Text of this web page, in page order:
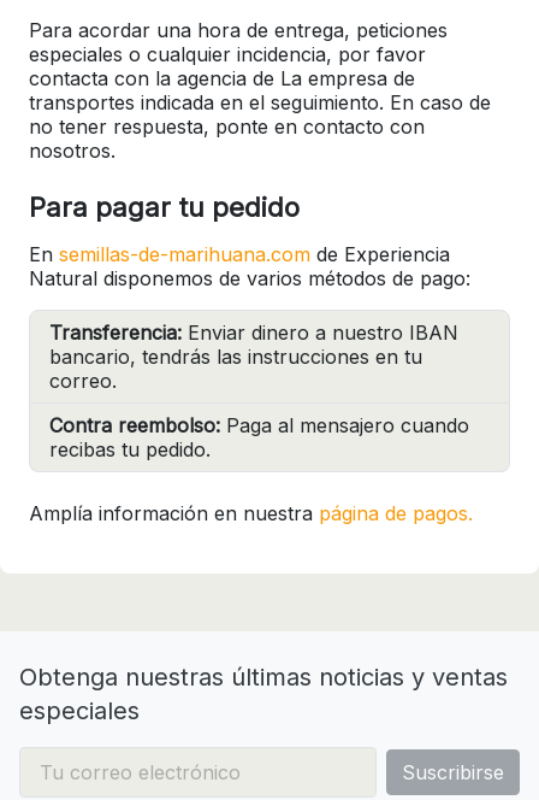
Para acordar una hora de entrega, peticiones
especiales o cualquier incidencia, por favor
contacta con la agencia de La empresa de
transportes indicada en el seguimiento. En caso de
no tener respuesta, ponte en contacto con
nosotros.
Para pagar tu pedido
En semillas-de-marihuana.com de Experiencia
Natural disponemos de varios métodos de pago:
Transferencia: Enviar dinero a nuestro IBAN
bancario, tendrás las instrucciones en tu
correo.
Contra reembolso: Paga al mensajero cuando
recibas tu pedido.
Amplía información en nuestra página de pagos.
Obtenga nuestras últimas noticias y ventas
especiales